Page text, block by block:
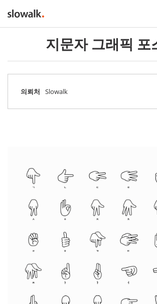
메인콘텐츠
지문자 그래픽 포
의뢰처 Slowalk